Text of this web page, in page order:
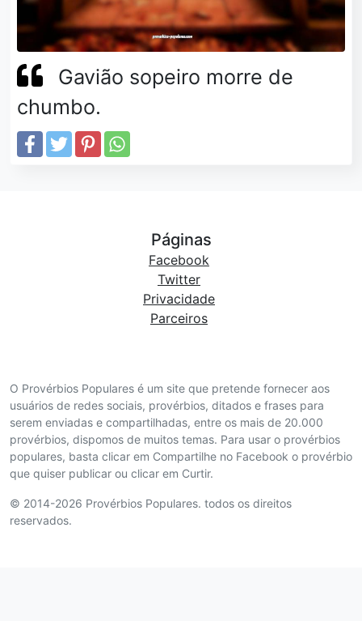
Gavião sopeiro morre de
chumbo.
O Provérbios Populares é um site que pretende fornecer aos
usuários de redes sociais, provérbios, ditados e frases para
serem enviadas e compartilhadas, entre os mais de 20.000
provérbios, dispomos de muitos temas. Para usar o provérbios
populares, basta clicar em Compartilhe no Facebook o provérbio
que quiser publicar ou clicar em Curtir.
© 2014-2026 Provérbios Populares. todos os direitos
reservados.
Páginas
Facebook
Twitter
Privacidade
Parceiros